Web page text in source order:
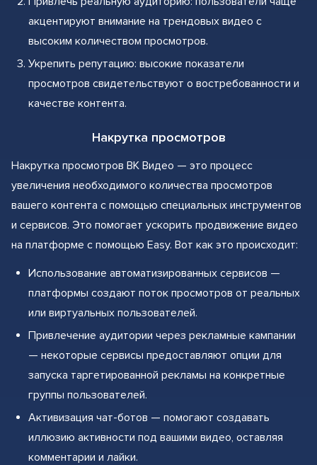
акцентируют внимание на трендовых видео с
высоким количеством просмотров.
Укрепить репутацию: высокие показатели
просмотров свидетельствуют о востребованности и
качестве контента.
Накрутка просмотров
Накрутка просмотров ВК Видео — это процесс
увеличения необходимого количества просмотров
вашего контента с помощью специальных инструментов
и сервисов. Это помогает ускорить продвижение видео
на платформе с помощью Easy. Вот как это происходит:
Использование автоматизированных сервисов —
платформы создают поток просмотров от реальных
или виртуальных пользователей.
Привлечение аудитории через рекламные кампании
— некоторые сервисы предоставляют опции для
запуска таргетированной рекламы на конкретные
группы пользователей.
Активизация чат-ботов — помогают создавать
иллюзию активности под вашими видео, оставляя
комментарии и лайки.